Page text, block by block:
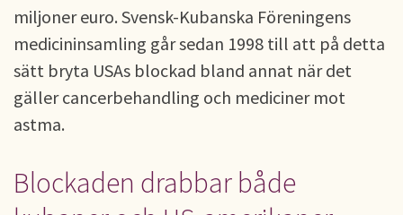
miljoner euro. Svensk-Kubanska Föreningens
medicininsamling går sedan 1998 till att på detta
sätt bryta USAs blockad bland annat när det
gäller cancerbehandling och mediciner mot
astma.
Blockaden drabbar både